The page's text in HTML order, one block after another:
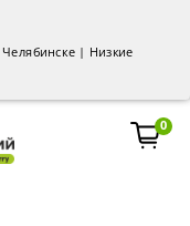
| Низкие цены
0